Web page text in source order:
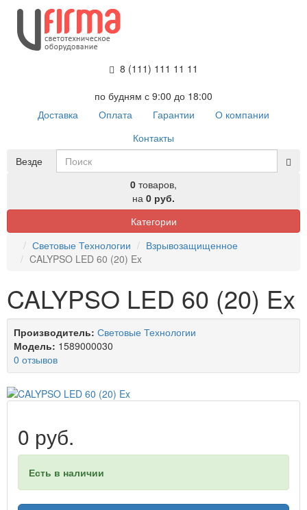
8 (111) 111 11 11
по будням с 9:00 до 18:00
Доставка
Оплата Гарантии
О компании
Контакты
Везде
0 товаров,
на 0 руб.
Категории
Световые Технологии
Взрывозащищенное
CALYPSO LED 60 (20) Ex
CALYPSO LED 60 (20) Ex
Производитель: Световые Технологии
Модель: 1589000030
0 отзывов
0 руб.
Есть в наличии